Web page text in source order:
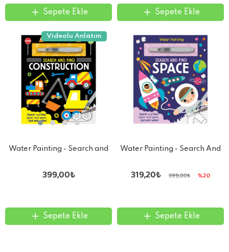
Sepete Ekle Sepete Ekle
Videolu Anlatım
Water Painting - Search and
399,00₺
Sepete Ekle
Water Painting - Search And
319,20₺ 399,00₺ %20
Sepete Ekle